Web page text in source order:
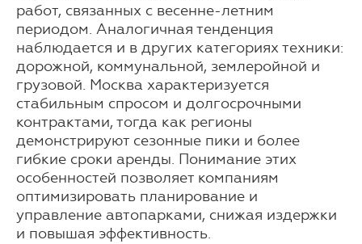
работ, связанных с весенне-летним
периодом. Аналогичная тенденция
наблюдается и в других категориях техники:
дорожной, коммунальной, землеройной и
грузовой. Москва характеризуется
стабильным спросом и долгосрочными
контрактами, тогда как регионы
демонстрируют сезонные пики и более
гибкие сроки аренды. Понимание этих
особенностей позволяет компаниям
оптимизировать планирование и
управление автопарками, снижая издержки
и повышая эффективность.